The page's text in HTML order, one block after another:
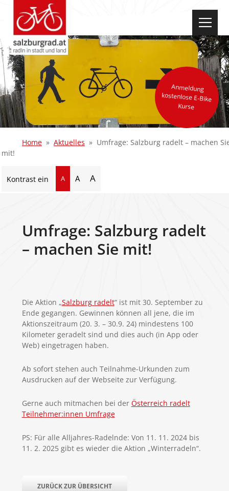
Anmeldung
kostenlose E-Bike
Kurse
Home Aktuelles
Umfrage: Salzburg radelt – machen
mit!
Kontrast ein A A A
Umfrage: Salzburg radelt
– machen Sie mit!
Die Aktion „Salzburg radelt“ ist mit 30. September zu
Ende gegangen. Gewinnen können all jene, die im
Aktionszeitraum (20. 3. – 30.9. 24) mindestens 100
Kilometer geradelt sind und dies auch (in App oder
Web) eingetragen haben.
Ab sofort stehen auch Teilnahme-Urkunden zum
Ausdrucken auf der Webseite zur Verfügung.
Gerne auch mitmachen bei der Österreich radelt
Teilnehmer:innen Umfrage
PS: Für alle Alljahres-Radelnde: Von 11. 11. 2024 bis
11. 2. 2025 gibt es wieder die Aktion „Winterradeln“.
ZURÜCK ZUR ÜBERSICHT